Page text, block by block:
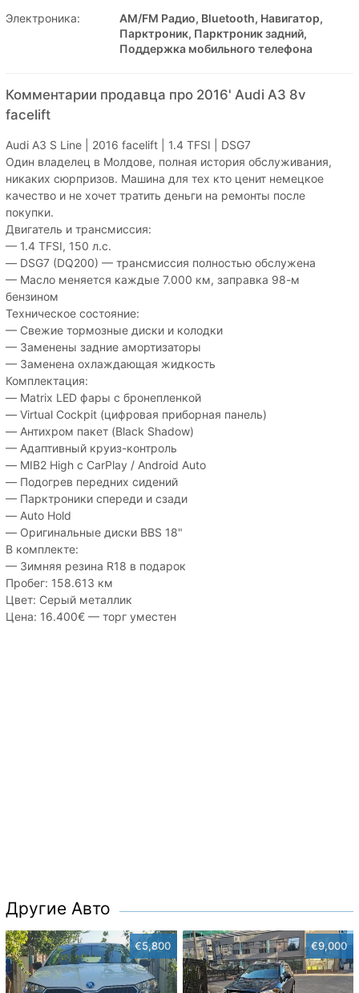
Электроника:
AM/FM Радио, Bluetooth, Навигатор,
Парктроник, Парктроник задний,
Поддержка мобильного телефона
Комментарии продавца про 2016' Audi A3 8v
facelift
Audi A3 S Line | 2016 facelift | 1.4 TFSI | DSG7
Один владелец в Молдове, полная история обслуживания,
никаких сюрпризов. Машина для тех кто ценит немецкое
качество и не хочет тратить деньги на ремонты после
покупки.
Двигатель и трансмиссия:
— 1.4 TFSI, 150 л.с.
— DSG7 (DQ200) — трансмиссия полностью обслужена
— Масло меняется каждые 7.000 км, заправка 98-м
бензином
Техническое состояние:
— Свежие тормозные диски и колодки
— Заменены задние амортизаторы
— Заменена охлаждающая жидкость
Комплектация:
— Matrix LED фары с бронепленкой
— Virtual Cockpit (цифровая приборная панель)
— Антихром пакет (Black Shadow)
— Адаптивный круиз-контроль
— MIB2 High с CarPlay / Android Auto
— Подогрев передних сидений
— Парктроники спереди и сзади
— Auto Hold
— Оригинальные диски BBS 18"
В комплекте:
— Зимняя резина R18 в подарок
Пробег: 158.613 км
Цвет: Серый металлик
Цена: 16.400€ — торг уместен
Другие Авто
€5,800 €9,000